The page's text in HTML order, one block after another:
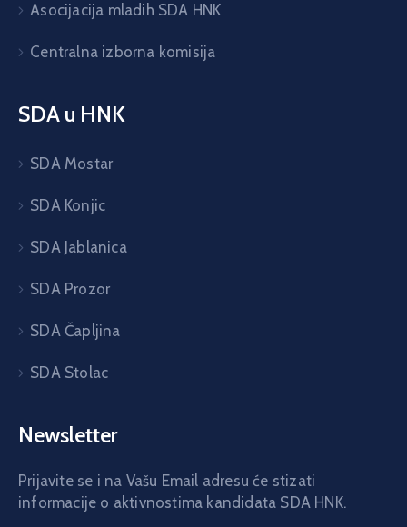
Asocijacija mladih SDA HNK
Centralna izborna komisija
SDA u HNK
SDA Mostar
SDA Konjic
SDA Jablanica
SDA Prozor
SDA Čapljina
SDA Stolac
Newsletter
Prijavite se i na Vašu Email adresu će stizati
informacije o aktivnostima kandidata SDA HNK.